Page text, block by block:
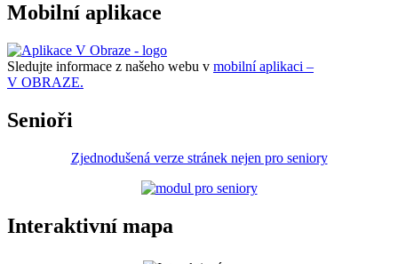
Mobilní aplikace
Sledujte informace z našeho webu v mobilní aplikaci –
V OBRAZE.
Senioři
Zjednodušená verze stránek nejen pro seniory
Interaktivní mapa